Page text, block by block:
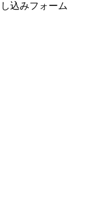
込みフォーム